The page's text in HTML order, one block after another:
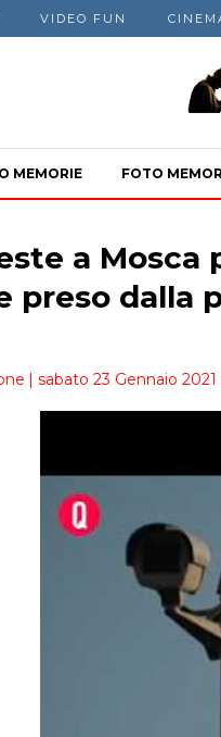
VIDEO FUN
MEMORIE FOTO
a Mosca
preso dalla
| sabato 23 Gennaio 2021